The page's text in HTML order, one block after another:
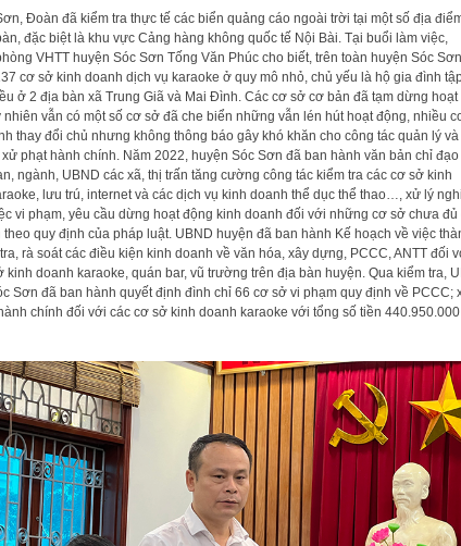
Đoàn đã kiểm tra thực tế các biển quảng cáo ngoài trời tại một số địa
đặc biệt là khu vực Cảng hàng không quốc tế Nội Bài. Tại buổi làm việc,
VHTT huyện Sóc Sơn Tống Văn Phúc cho biết, trên toàn huyện Sóc Sơn
cơ sở kinh doanh dịch vụ karaoke ở quy mô nhỏ, chủ yếu là hộ gia đình
ở 2 địa bàn xã Trung Giã và Mai Đình. Các cơ sở cơ bản đã tạm dừng hoạt
nhiên vẫn có một số cơ sở đã che biển những vẫn lén hút hoạt động, nhiều
thay đổi chủ nhưng không thông báo gây khó khăn cho công tác quản lý
phạt hành chính. Năm 2022, huyện Sóc Sơn đã ban hành văn bản chỉ đạo
ngành, UBND các xã, thị trấn tăng cường công tác kiểm tra các cơ sở kinh
lưu trú, internet và các dịch vụ kinh doanh thể dục thể thao…, xử lý
vi phạm, yêu cầu dừng hoạt động kinh doanh đối với những cơ sở chưa đủ
theo quy định của pháp luật. UBND huyện đã ban hành Kế hoạch về việc
rà soát các điều kiện kinh doanh về văn hóa, xây dựng, PCCC, ANTT đối
kinh doanh karaoke, quán bar, vũ trường trên địa bàn huyện. Qua kiểm tra,
Sơn đã ban hành quyết định đình chỉ 66 cơ sở vi phạm quy định về PCCC;
chính đối với các cơ sở kinh doanh karaoke với tổng số tiền 440.950.000